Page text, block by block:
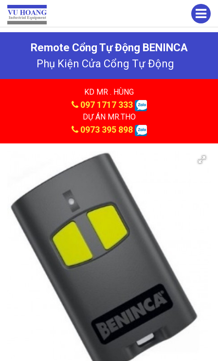
Remote Cổng Tự Động BENINCA
Phụ Kiện Cửa Cổng Tự Động
KD MR . HÙNG
097 1717 333
DỰ ÁN MR.THO
0973 395 898